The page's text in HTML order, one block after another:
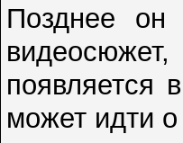
Позднее он
появляется
может идти